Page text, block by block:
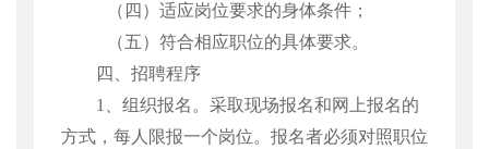
（四）适应岗位要求的身体条件；
（五）符合相应职位的具体要求。
四、招聘程序
1
、组织报名。采取现场报名和网上报名的
方式，每人限报一个岗位。报名者必须对照职位